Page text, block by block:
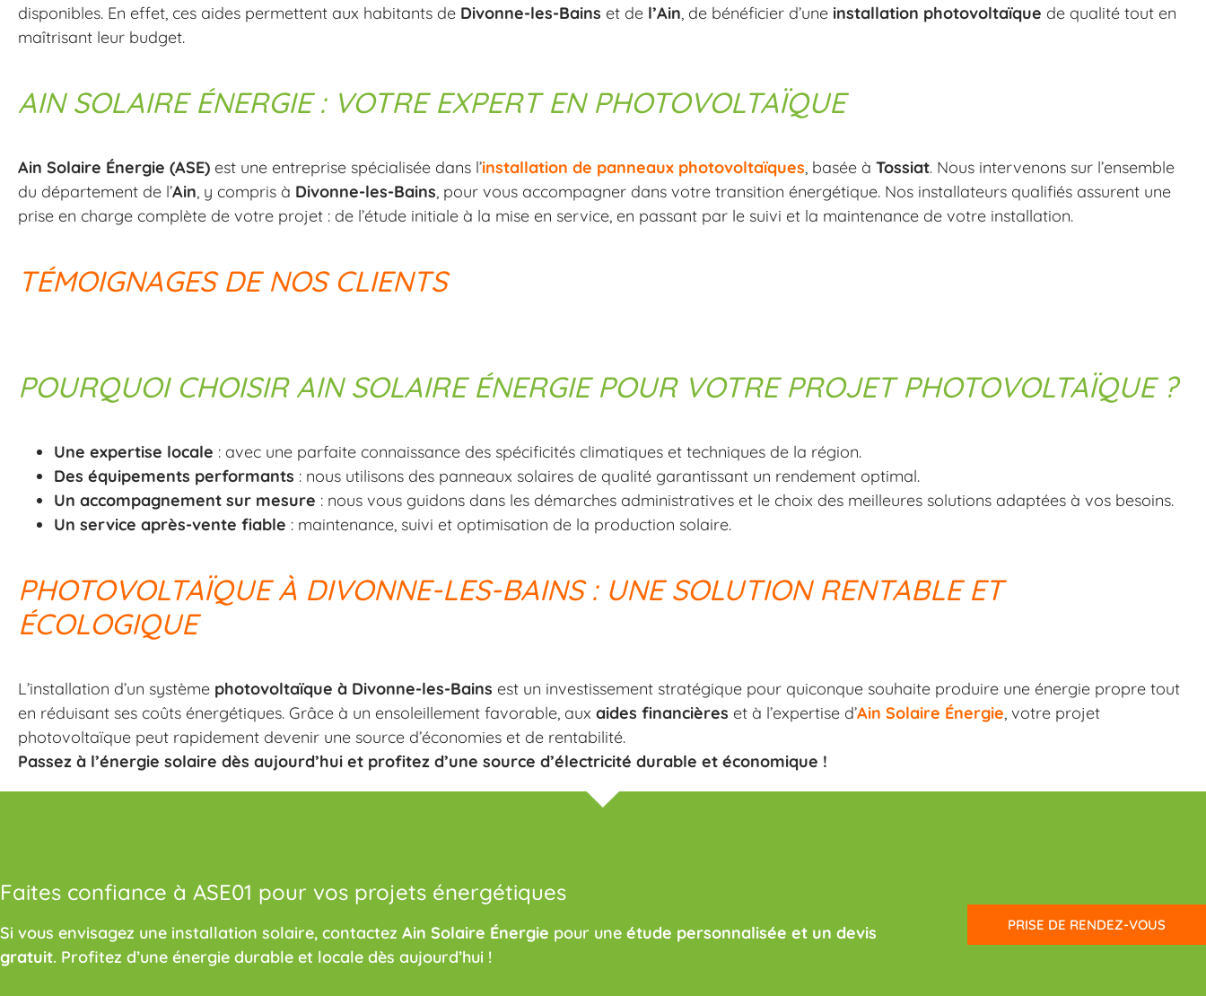
disponibles. En effet, ces aides permettent aux habitants de Divonne-les-Bains et de l’Ain , de bénéficier d’une installation photovoltaïque de qualité tout en
maîtrisant leur budget.
AIN SOLAIRE ÉNERGIE : VOTRE EXPERT EN PHOTOVOLTAÏQUE
Ain Solaire Énergie (ASE) est une entreprise spécialisée dans l’installation de panneaux photovoltaïques , basée à Tossiat. Nous intervenons sur l’ensemble
du département de l’Ain , y compris à Divonne-les-Bains , pour vous accompagner dans votre transition énergétique. Nos installateurs qualifiés assurent une
prise en charge complète de votre projet : de l’étude initiale à la mise en service, en passant par le suivi et la maintenance de votre installation.
TÉMOIGNAGES DE NOS CLIENTS
POURQUOI CHOISIR AIN SOLAIRE ÉNERGIE POUR VOTRE PROJET PHOTOVOLTAÏQUE ?
Une expertise locale : avec une parfaite connaissance des spécificités climatiques et techniques de la région.
Des équipements performants : nous utilisons des panneaux solaires de qualité garantissant un rendement optimal.
Un accompagnement sur mesure : nous vous guidons dans les démarches administratives et le choix des meilleures solutions adaptées à vos besoins.
Un service après-vente fiable : maintenance, suivi et optimisation de la production solaire.
PHOTOVOLTAÏQUE À DIVONNE-LES-BAINS : UNE SOLUTION RENTABLE ET
ÉCOLOGIQUE
L’installation d’un système photovoltaïque à Divonne-les-Bains est un investissement stratégique pour quiconque souhaite produire une énergie propre tout
en réduisant ses coûts énergétiques. Grâce à un ensoleillement favorable, aux aides financières et à l’expertise d’Ain Solaire Énergie , votre projet
photovoltaïque peut rapidement devenir une source d’économies et de rentabilité.
Passez à l’énergie solaire dès aujourd’hui et profitez d’une source d’électricité durable et économique !
Faites confiance à ASE01 pour vos projets énergétiques
Si vous envisagez une installation solaire, contactez Ain Solaire Énergie pour une étude personnalisée et un devis
gratuit. Profitez d’une énergie durable et locale dès aujourd’hui !
PRISE DE RENDEZ-VOUS